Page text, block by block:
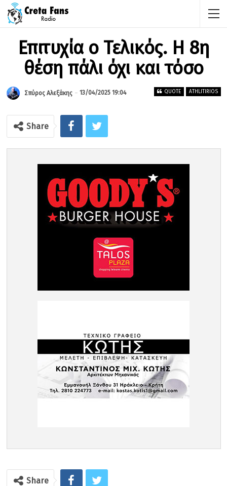
Επιτυχία ο Τελικός. Η 8η
θέση πάλι όχι και τόσο
QUOTE ATHLITIRIOS
Σπύρος Αλεξάκης 13/04/2025 19:04
Share
Share